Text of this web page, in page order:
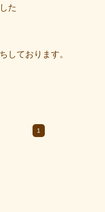
た
しております。
1